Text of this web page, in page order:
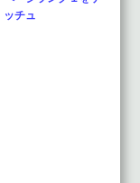
ッチュ